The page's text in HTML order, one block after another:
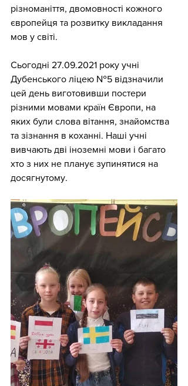
різноманіття, двомовності кожного
європейця та розвитку викладання
мов у світі.
Сьогодні 27.09.2021 року учні
Дубенського ліцею №5 відзначили
цей день виготовивши постери
різними мовами країн Європи, на
яких були слова вітання, знайомства
та зізнання в коханні. Наші учні
вивчають дві іноземні мови і багато
хто з них не планує зупинятися на
досягнутому.